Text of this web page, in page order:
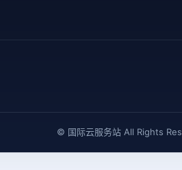
© 国际云服务站 All Rights